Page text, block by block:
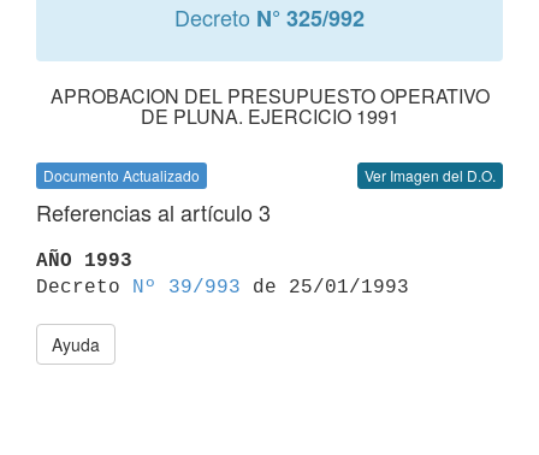
Decreto N° 325/992
APROBACION DEL PRESUPUESTO OPERATIVO
DE PLUNA. EJERCICIO 1991
Documento Actualizado Ver Imagen del D.O.
Referencias al artículo 3
AÑO 1993
Decreto
Nº 39/993
Ayuda